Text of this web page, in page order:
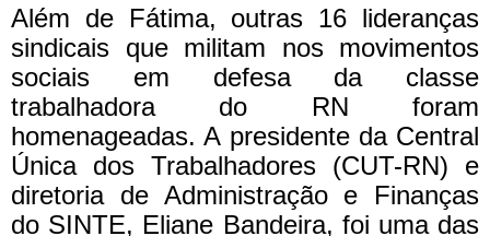
Além de Fátima, outras 16 lideranças
sindicais que militam nos movimentos
sociais em defesa da classe
trabalhadora do RN foram
homenageadas. A presidente da Central
Única dos Trabalhadores (CUT-RN) e
diretoria de Administração e Finanças
do SINTE, Eliane Bandeira, foi uma das